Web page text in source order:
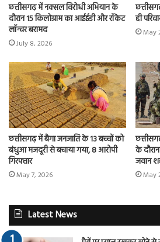
छत्तीसगढ़ में नक्सल विरोधी अभियान के
दौरान 15 किलोग्राम का आईईडी और रॉकेट
लॉन्चर बरामद
July 8, 2026
ही
May
छत्तीसगढ़ में बैगा जनजाति के 13 बच्चों को
बंधुआ मजदूरी से बचाया गया, 8 आरोपी
गिरफ्तार
May 7, 2026
के
जवान
May
Latest News